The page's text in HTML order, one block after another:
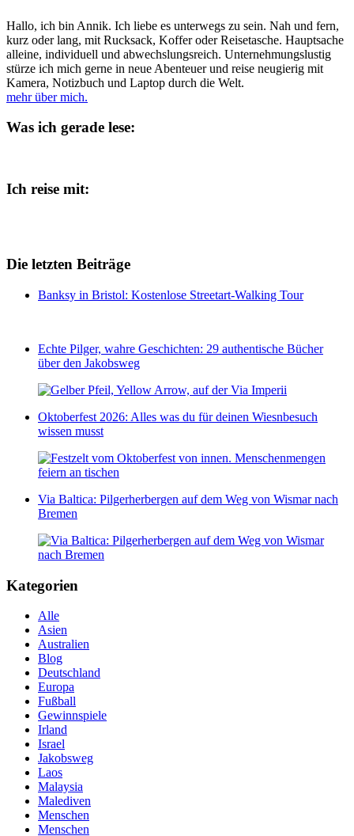
Hallo, ich bin Annik. Ich liebe es unterwegs zu sein. Nah und fern,
kurz oder lang, mit Rucksack, Koffer oder Reisetasche. Hauptsache
alleine, individuell und abwechslungsreich. Unternehmungslustig
stürze ich mich gerne in neue Abenteuer und reise neugierig mit
Kamera, Notizbuch und Laptop durch die Welt.
mehr über mich.
Was ich gerade lese:
Ich reise mit:
Die letzten Beiträge
Banksy in Bristol: Kostenlose Streetart-Walking Tour
Echte Pilger, wahre Geschichten: 29 authentische Bücher
über den Jakobsweg
Oktoberfest 2026: Alles was du für deinen Wiesnbesuch
wissen musst
Via Baltica: Pilgerherbergen auf dem Weg von Wismar nach
Bremen
Kategorien
Alle
Asien
Australien
Blog
Deutschland
Europa
Fußball
Gewinnspiele
Irland
Israel
Jakobsweg
Laos
Malaysia
Malediven
Menschen
Menschen